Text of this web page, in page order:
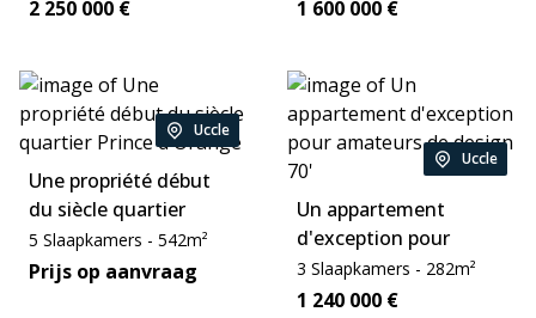
Price:
2 250 000 € Price:
1 600 000 €
Location:
Uccle
Une propriété début
du siècle quartier
Prince d'Orange
Slaapkamers:
5 Slaapkamers - Area:
542m²
Price:
Prijs op aanvraag
Location:
Uccle
Un appartement
d'exception pour
amateurs de design
70'
Slaapkamers:
3 Slaapkamers - Area:
282m²
Price:
1 240 000 €